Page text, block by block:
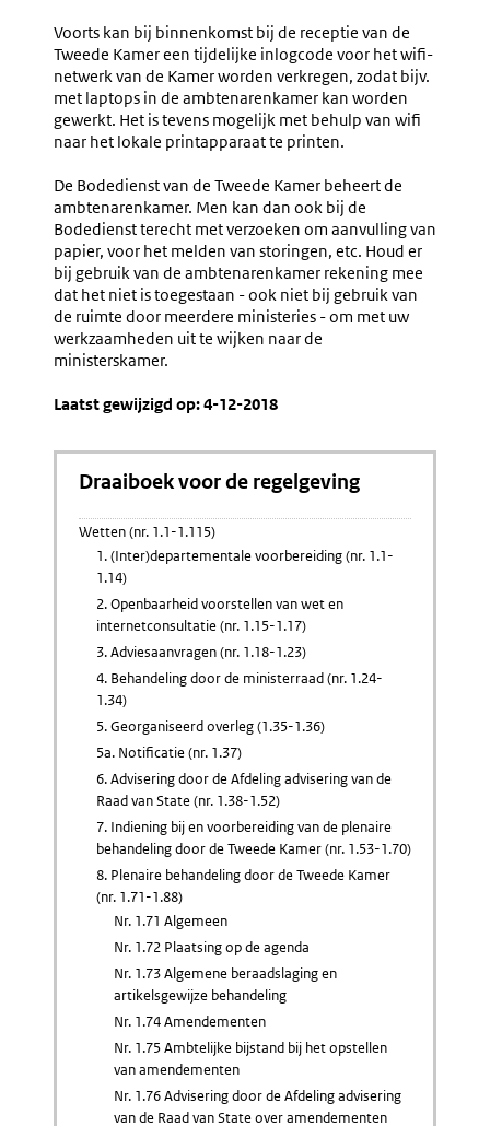
Voorts kan bij binnenkomst bij de receptie van de
Tweede Kamer een tijdelijke inlogcode voor het wifi-
netwerk van de Kamer worden verkregen, zodat bijv.
met laptops in de ambtenarenkamer kan worden
gewerkt. Het is tevens mogelijk met behulp van wifi
naar het lokale printapparaat te printen.
De Bodedienst van de Tweede Kamer beheert de
ambtenarenkamer. Men kan dan ook bij de
Bodedienst terecht met verzoeken om aanvulling van
papier, voor het melden van storingen, etc. Houd er
bij gebruik van de ambtenarenkamer rekening mee
dat het niet is toegestaan - ook niet bij gebruik van
de ruimte door meerdere ministeries - om met uw
werkzaamheden uit te wijken naar de
ministerskamer.
Laatst gewijzigd op: 4-12-2018
Draaiboek voor de regelgeving
Wetten (nr. 1.1-1.115)
1. (Inter)departementale voorbereiding (nr. 1.1-
1.14)
2. Openbaarheid voorstellen van wet en
internetconsultatie (nr. 1.15-1.17)
3. Adviesaanvragen (nr. 1.18-1.23)
4. Behandeling door de ministerraad (nr. 1.24-
1.34)
5. Georganiseerd overleg (1.35-1.36)
5a. Notificatie (nr. 1.37)
6. Advisering door de Afdeling advisering van de
Raad van State (nr. 1.38-1.52)
7. Indiening bij en voorbereiding van de plenaire
behandeling door de Tweede Kamer (nr. 1.53-1.70)
8. Plenaire behandeling door de Tweede Kamer
(nr. 1.71-1.88)
Nr. 1.71 Algemeen
Nr. 1.72 Plaatsing op de agenda
Nr. 1.73 Algemene beraadslaging en
artikelsgewijze behandeling
Nr. 1.74 Amendementen
Nr. 1.75 Ambtelijke bijstand bij het opstellen
van amendementen
Nr. 1.76 Advisering door de Afdeling advisering
van de Raad van State over amendementen